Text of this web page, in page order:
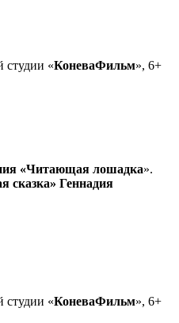
студии «КоневаФильм», 6+
«Читающая лошадка».
сказка» Геннадия
студии «КоневаФильм», 6+